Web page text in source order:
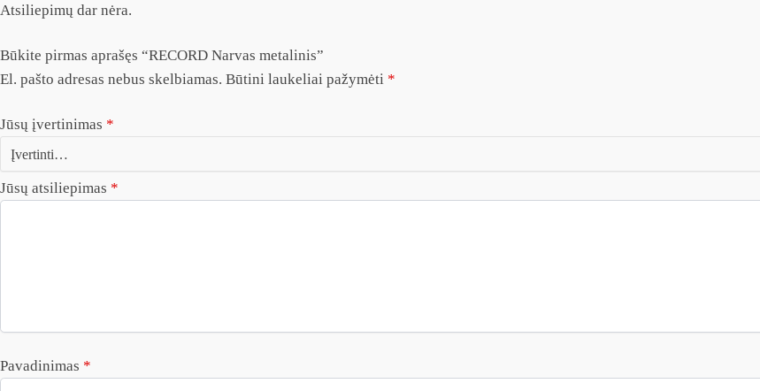
Atsiliepimų dar nėra.
Būkite pirmas aprašęs “RECORD Narvas metalinis”
El. pašto adresas nebus skelbiamas. Būtini laukeliai pažymėti *
Jūsų įvertinimas *
Jūsų atsiliepimas *
Pavadinimas *